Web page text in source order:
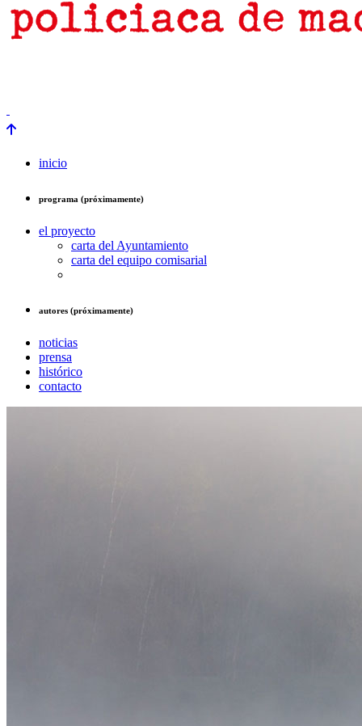
inicio
programa (próximamente)
el proyecto
carta del Ayuntamiento
carta del equipo comisarial
autores (próximamente)
noticias
prensa
histórico
contacto